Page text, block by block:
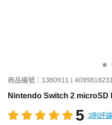
商品編號：1380911 |
Nintendo Switch 2 microSD
5 3則評論